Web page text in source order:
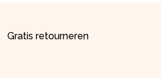
Gratis retourneren